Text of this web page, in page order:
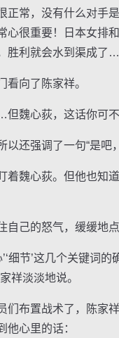
常，没有什么对手是
心很重要！日本女排
胜利就会水到渠成了
向了陈家祥。
心荻，这话你可不
强调了一句“是吧，
魏心荻。但他也知道
己的怒气，缓缓地点
细节’这几个关键词的
祥淡淡地说。
布置战术了，陈家祥
他心里的话：